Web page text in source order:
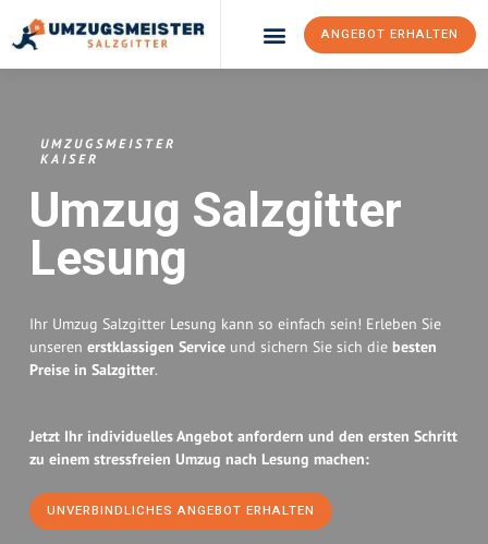
ANGEBOT ERHALTEN
UMZUGSMEISTER
KAISER
Umzug Salzgitter
Lesung
Ihr Umzug Salzgitter Lesung kann so einfach sein! Erleben Sie
unseren erstklassigen Service und sichern Sie sich die besten
Preise in Salzgitter.
Jetzt Ihr individuelles Angebot anfordern und den ersten Schritt
zu einem stressfreien Umzug nach Lesung machen:
UNVERBINDLICHES ANGEBOT ERHALTEN